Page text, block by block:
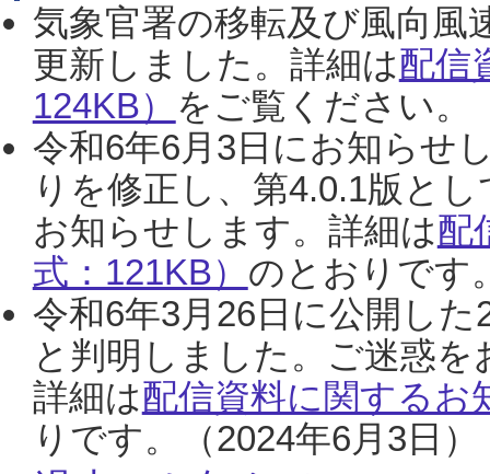
気象官署の移転及び風向風
更新しました。詳細は配信
124KB） をご覧ください。
令和6年6月3日にお知らせ
りを修正し、第4.0.1版と
お知らせします。詳細は配
式：121KB） のとおりです
令和6年3月26日に公開し
と判明しました。ご迷惑
詳細は配信資料に関するお
りです。（2024年6月3日）